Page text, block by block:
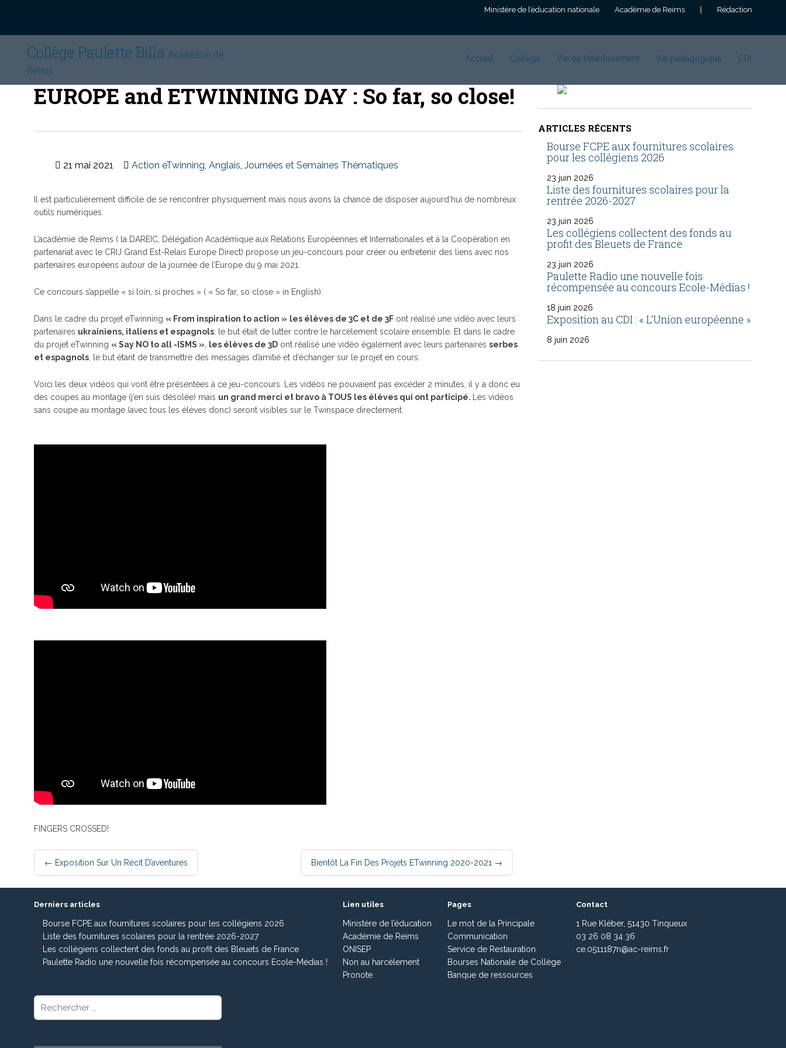
Ministère de l’éducation nationale Académie de Reims Rédaction
Collège Paulette Billa Académie de
Reims
Accueil Collège Vie de l’établissement Vie pédagogique CDI
EUROPE and ETWINNING DAY : So far, so close!
21 mai 2021 Action eTwinning Anglais Journées et Semaines Thématiques
Il est particulièrement difficile de se rencontrer physiquement mais nous avons la chance de disposer aujourd’hui de nombreux
outils numériques.
L’académie de Reims ( la DAREIC, Délégation Académique aux Relations Européennes et Internationales et à la Coopération en
partenariat avec le CRIJ Grand Est-Relais Europe Direct) propose un jeu-concours pour créer ou entretenir des liens avec nos
partenaires européens autour de la journée de l’Europe du 9 mai 2021.
Ce concours s’appelle « si loin, si proches » ( « So far, so close » in English).
Dans le cadre du projet eTwinning « From inspiration to action » les élèves de 3C et de 3F ont réalisé une vidéo avec leurs
partenaires ukrainiens, italiens et espagnols; le but était de lutter contre le harcèlement scolaire ensemble. Et dans le cadre
du projet eTwinning « Say NO to all -ISMS » les élèves de 3D ont réalisé une vidéo également avec leurs partenairesserbes
et espagnols , le but étant de transmettre des messages d’amitié et d’échanger sur le projet en cours.
Voici les deux vidéos qui vont être présentées à ce jeu-concours. Les vidéos ne pouvaient pas excéder 2 minutes, il y a donc eu
des coupes au montage (j’en suis désolée) mais un grand merci et bravo à TOUS les élèves qui ont participé. Les vidéos
sans coupe au montage (avec tous les élèves donc) seront visibles sur le Twinspace directement.
FINGERS CROSSED!
Post
navigation
← Exposition Sur Un Récit D’aventures Bientôt La Fin Des Projets ETwinning 2020-2021 →
ARTICLES RÉCENTS
Bourse FCPE aux fournitures scolaires
pour les collégiens 2026
23 juin 2026
Liste des fournitures scolaires pour la
rentrée 2026-2027
23 juin 2026
Les collégiens collectent des fonds au
profit des Bleuets de France
23 juin 2026
Paulette Radio une nouvelle fois
récompensée au concours Ecole-Médias !
18 juin 2026
Exposition au CDI : « L’Union européenne »
8 juin 2026
Derniers articles
Bourse FCPE aux fournitures scolaires pour les collégiens 2026
Liste des fournitures scolaires pour la rentrée 2026-2027
Les collégiens collectent des fonds au profit des Bleuets de France
Paulette Radio une nouvelle fois récompensée au concours Ecole-Médias !
Lien utiles
Ministère de l’éducation
Académie de Reims
ONISEP
Non au harcèlement
Pronote
Pages
Le mot de la Principale
Communication
Service de Restauration
Bourses Nationale de Collège
Banque de ressources
Contact
1 Rue Kléber, 51430 Tinqueux
03 26 08 34 36
ce.0511187n@ac-reims.fr
Rechercher